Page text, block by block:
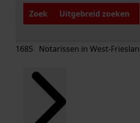
Zoek
Uitgebreid zoeken
1685 Notarissen in West-